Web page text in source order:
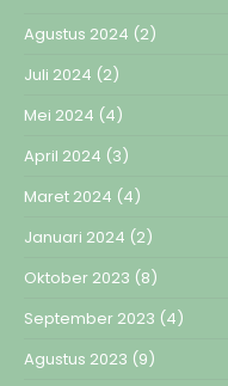
Agustus 2024 (2)
Juli 2024 (2)
Mei 2024 (4)
April 2024 (3)
Maret 2024 (4)
Januari 2024 (2)
Oktober 2023 (8)
September 2023 (4)
Agustus 2023 (9)